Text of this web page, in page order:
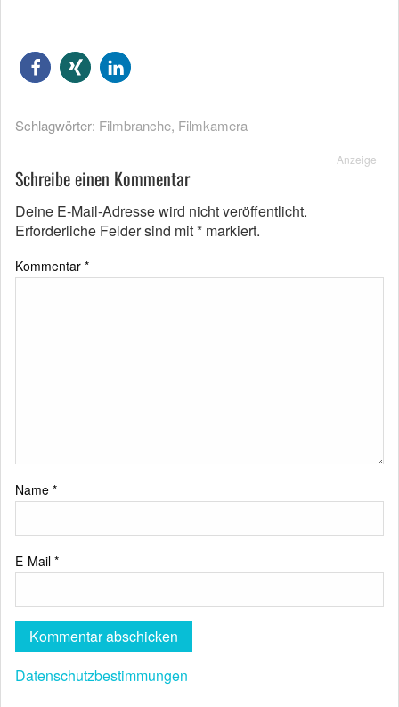
Schlagwörter: Filmbranche, Filmkamera
Anzeige
Schreibe einen Kommentar
Deine E-Mail-Adresse wird nicht veröffentlicht.
Erforderliche Felder sind mit* markiert.
Kommentar *
Name *
E-Mail *
Datenschutzbestimmungen